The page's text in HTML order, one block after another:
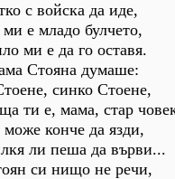
с войска да иде,
ми е младо булчето,
ми е да го оставя.
Стояна думаше:
синко Стоене,
ти е, мама, стар
може конче да язди,
ли пеша да върви...
си нищо не речи,